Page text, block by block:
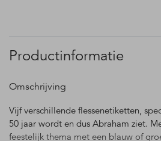
Productinformatie
Omschrijving
Vijf verschillende flessenetiketten,
50 jaar wordt en dus Abraham ziet.
feestelijk thema met een blauw of